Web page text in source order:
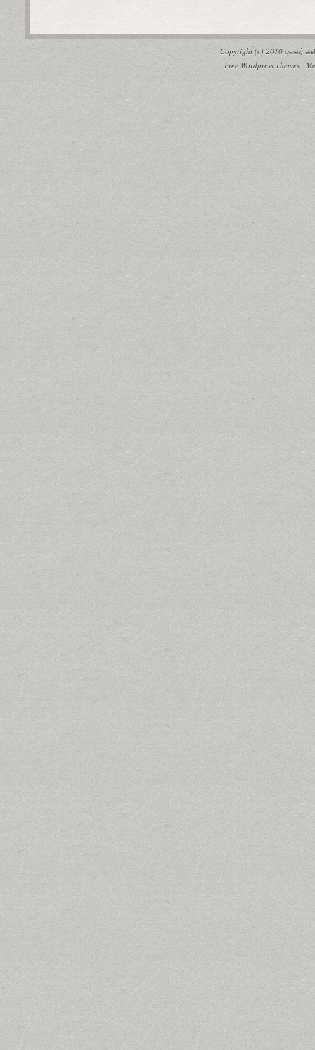
Copyright (c) 2010 புலவர்
Free Wordpress Themes ,